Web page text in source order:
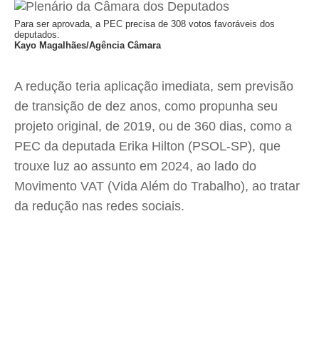
Para ser aprovada, a PEC precisa de 308 votos favoráveis dos
deputados.
Kayo Magalhães/Agência Câmara
A redução teria aplicação imediata, sem previsão
de transição de dez anos, como propunha seu
projeto original, de 2019, ou de 360 dias, como a
PEC da deputada Erika Hilton (PSOL-SP), que
trouxe luz ao assunto em 2024, ao lado do
Movimento VAT (Vida Além do Trabalho), ao tratar
da redução nas redes sociais.